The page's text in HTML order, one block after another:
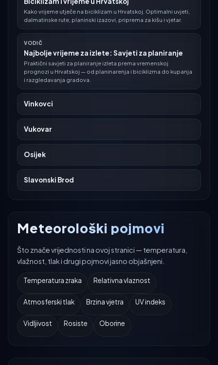
Kako vrijeme utječe na biciklizam u Hrvatskoj. Optimalni uvjeti,
dalmatinske rute, planinski izazovi, priprema za kišu i vjetar.
VODIČ
Najbolje vrijeme za izlete: Savjeti za planiranje
Praktični savjeti za planiranje izleta prema vremenskoj
prognozi u Hrvatskoj — od planinarenja i biciklizma do kupanja
i razgledavanja gradova.
Vinkovci
Vukovar
Osijek
Slavonski Brod
Meteorološki pojmovi
Što znače vrijednosti na ovoj stranici — temperatura,
vlažnost, tlak i drugi pojmovi jasno objašnjeni.
Temperatura zraka Relativna vlaznost
Atmosferski tlak Brzina vjetra UV indeks
Vidljivost Rosiste Oborine